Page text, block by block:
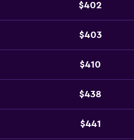
$402
$403
$410
$438
$441